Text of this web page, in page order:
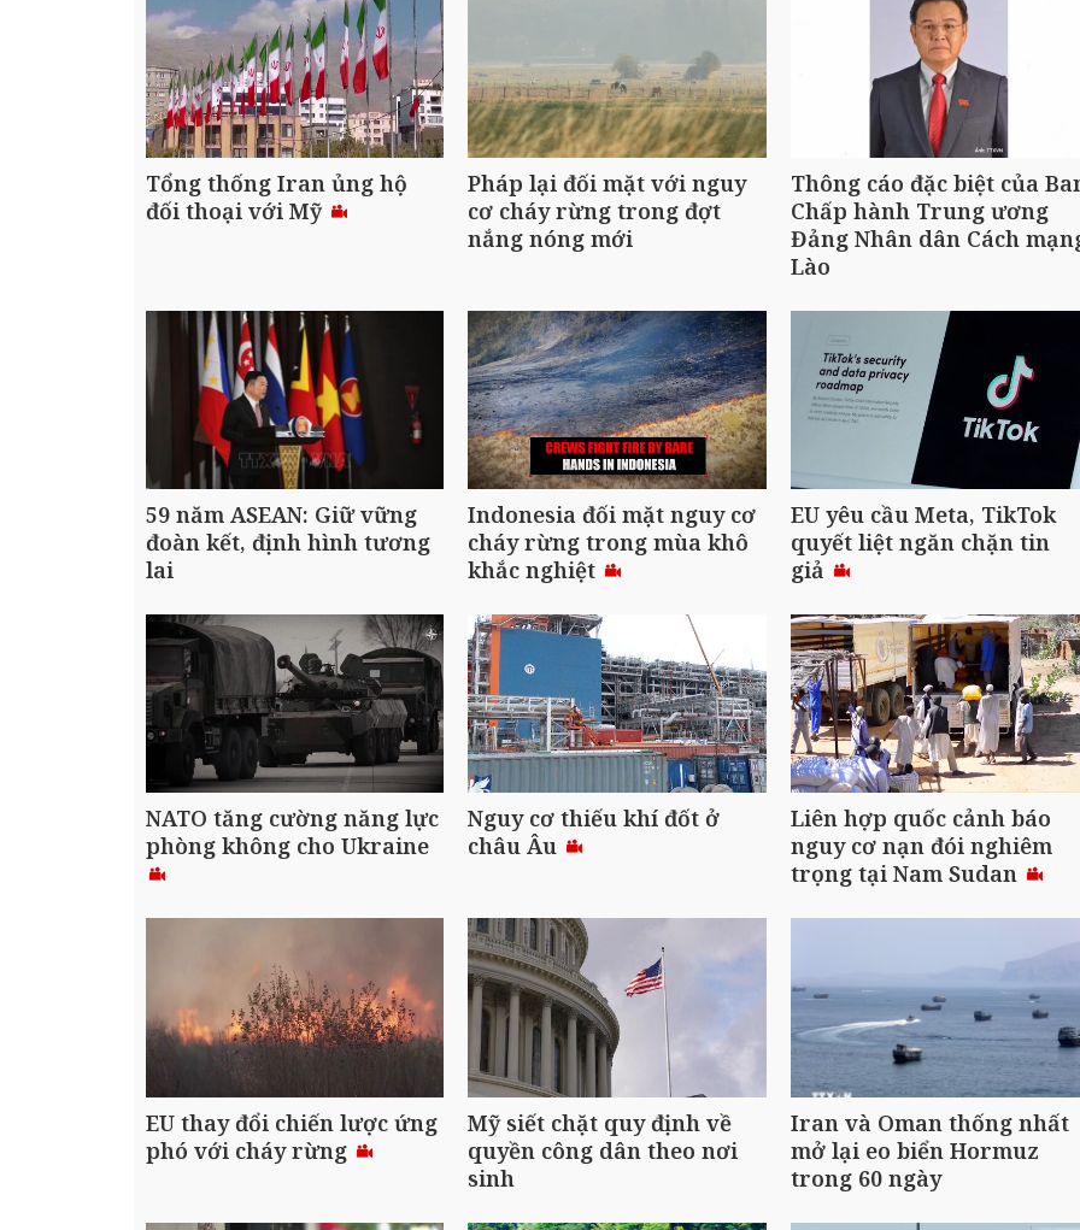
Tổng thống Iran ủng hộ
đối thoại với Mỹ
Pháp lại đối mặt với nguy
cơ cháy rừng trong đợt
nắng nóng mới
Thông cáo đặc biệt của
Chấp hành Trung ương
Đảng Nhân dân Cách
Lào
59 năm ASEAN: Giữ vững
đoàn kết, định hình tương
lai
Indonesia đối mặt nguy cơ
cháy rừng trong mùa khô
khắc nghiệt
EU yêu cầu Meta, TikTok
quyết liệt ngăn chặn tin
giả
NATO tăng cường năng lực
phòng không cho Ukraine
Nguy cơ thiếu khí đốt ở
châu Âu
Liên hợp quốc cảnh báo
nguy cơ nạn đói nghiêm
trọng tại Nam Sudan
EU thay đổi chiến lược ứng
phó với cháy rừng
Mỹ siết chặt quy định về
quyền công dân theo nơi
sinh
Iran và Oman thống nhất
mở lại eo biển Hormuz
trong 60 ngày